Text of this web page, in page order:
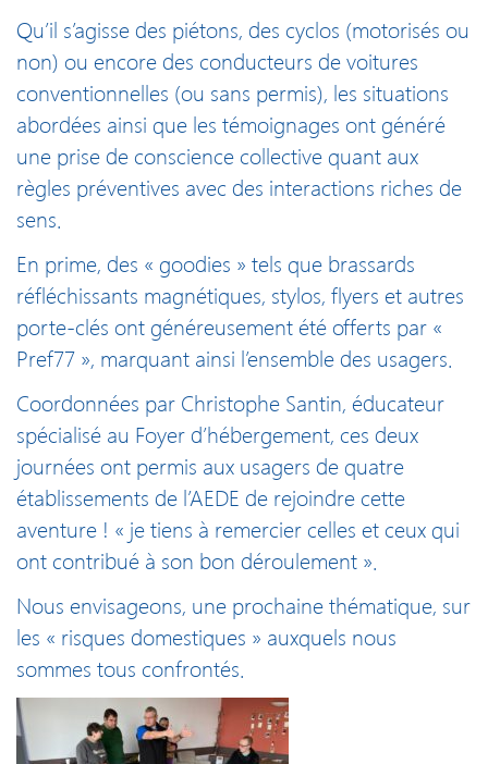
Qu’il s’agisse des piétons, des cyclos (motorisés ou
non) ou encore des conducteurs de voitures
conventionnelles (ou sans permis), les situations
abordées ainsi que les témoignages ont généré
une prise de conscience collective quant aux
règles préventives avec des interactions riches de
sens.
En prime, des « goodies » tels que brassards
réfléchissants magnétiques, stylos, flyers et autres
porte-clés ont généreusement été offerts par «
Pref77 », marquant ainsi l’ensemble des usagers.
Coordonnées par Christophe Santin, éducateur
spécialisé au Foyer d’hébergement, ces deux
journées ont permis aux usagers de quatre
établissements de l’AEDE de rejoindre cette
aventure ! « je tiens à remercier celles et ceux qui
ont contribué à son bon déroulement ».
Nous envisageons, une prochaine thématique, sur
les « risques domestiques » auxquels nous
sommes tous confrontés.